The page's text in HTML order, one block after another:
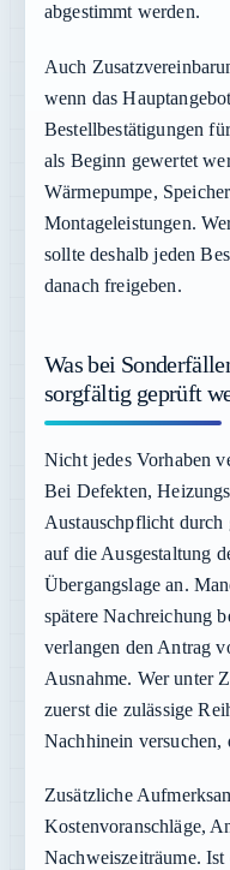
abgestimmt werden.
Auch
wenn das
Bestellbestätigungen
als Beginn gewertet
Wärmepumpe,
Montageleistungen.
sollte deshalb jeden
danach freigeben.
Was bei
sorgfältig geprüft
Nicht jedes Vorhaben
Bei Defekten,
Austauschpflicht durch
auf die Ausgestaltung
Übergangslage an.
spätere Nachreichung
verlangen den Antrag
Ausnahme. Wer unter
zuerst die zulässige
Nachhinein
Zusätzliche
Kostenvoranschläge,
Nachweiszeiträume.